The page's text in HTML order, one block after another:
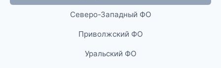
Северо-Западный ФО
Приволжский ФО
Уральский ФО